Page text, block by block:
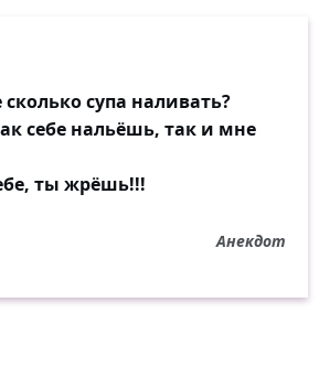
супа наливать?
себе нальёшь, так и мне
ты жрёшь!!!
Анекдот